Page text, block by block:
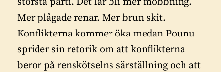
Mer plågade renar. Mer brun skit.
Konflikterna kommer öka medan Pounu
sprider sin retorik om att konflikterna
beror på renskötselns särställning och att